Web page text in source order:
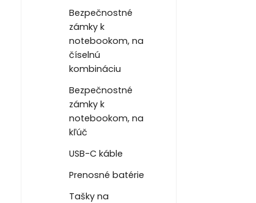
Bezpečnostné
zámky k
notebookom, na
číselnú
kombináciu
Bezpečnostné
zámky k
notebookom, na
kľúč
USB-C káble
Prenosné batérie
Tašky na